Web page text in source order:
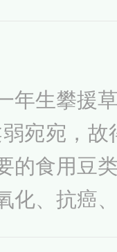
年生攀援
宛宛，故
的食用豆
化、抗癌